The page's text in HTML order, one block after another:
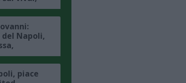
di
Napoli,
in
è
piace